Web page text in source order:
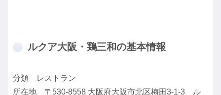
ルクア大阪・鶏三和の基本情報
分類 レストラン
所在地 〒530-8558 大阪府大阪市北区梅田3-1-3 ル